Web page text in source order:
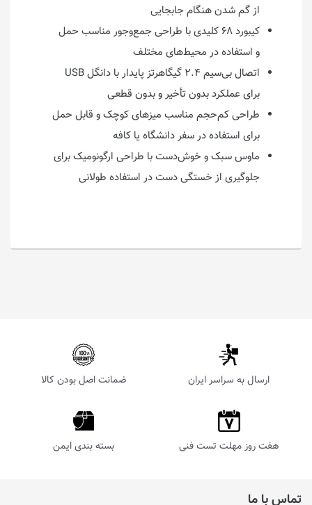
از گم شدن هنگام جابجایی
کیبورد ۶۸ کلیدی با طراحی جمع‌وجور مناسب حمل
و استفاده در محیط‌های مختلف
اتصال بی‌سیم ۲.۴ گیگاهرتز پایدار با دانگل USB
برای عملکرد بدون تأخیر و بدون قطعی
طراحی کم‌حجم مناسب میزهای کوچک و قابل حمل
برای استفاده در سفر دانشگاه یا کافه
ماوس سبک و خوش‌دست با طراحی ارگونومیک برای
جلوگیری از خستگی دست در استفاده طولانی
ارسال به سراسر ایران ضمانت اصل بودن کالا
هفت روز مهلت تست فنی بسته بندی ایمن
تماس با ما